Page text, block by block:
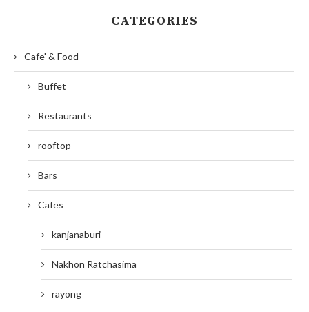
CATEGORIES
Cafe' & Food
Buffet
Restaurants
rooftop
Bars
Cafes
kanjanaburi
Nakhon Ratchasima
rayong